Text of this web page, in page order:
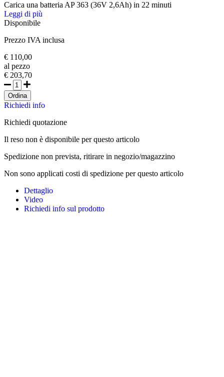
Carica una batteria AP 363 (36V 2,6Ah) in 22 minuti
Leggi di più
Disponibile
Prezzo IVA inclusa
€ 110,00
al pezzo
€ 203,70
Ordina
Richiedi info
Richiedi quotazione
Il reso non è disponibile per questo articolo
Spedizione non prevista, ritirare in negozio/magazzino
Non sono applicati costi di spedizione per questo articolo
Dettaglio
Video
Richiedi info sul prodotto